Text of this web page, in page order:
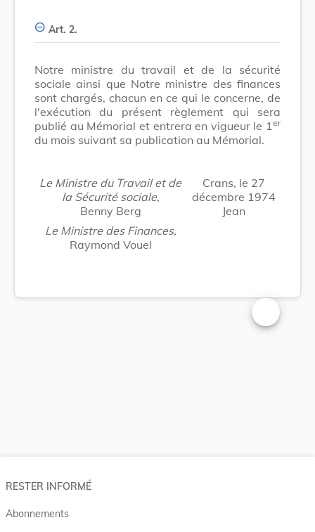
Art. 2.
Notre ministre du travail et de la sécurité
sociale ainsi que Notre ministre des finances
sont chargés, chacun en ce qui le concerne, de
l'exécution du présent règlement qui sera
publié au Mémorial et entrera en vigueur le 1 er
du mois suivant sa publication au Mémorial.
Le Ministre du Travail et de
la Sécurité sociale,
Benny Berg
Le Ministre des Finances,
Raymond Vouel
Crans, le 27
décembre 1974
Jean
Changer la
RESTER INFORMÉ
Abonnements